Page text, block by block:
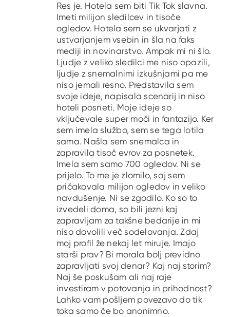
Res je. Hotela sem biti Tik Tok slavna.
Imeti milijon sledilcev in tisoče
ogledov. Hotela sem se ukvarjati z
ustvarjanjem vsebin in šla na faks
mediji in novinarstvo. Ampak mi ni šlo.
Ljudje z veliko sledilci me niso opazili,
ljudje z snemalnimi izkušnjami pa me
niso jemali resno. Predstavila sem
svoje ideje, napisala scenarij in niso
hoteli posneti. Moje ideje so
vključevale super moči in fantazijo. Ker
sem imela službo, sem se tega lotila
sama. Našla sem snemalca in
zapravila tisoč evrov za posnetek.
Imela sem samo 700 ogledov. Ni se
prijelo. To me je zlomilo, saj sem
pričakovala milijon ogledov in veliko
navdušenje. Ni se zgodilo. Ko so to
izvedeli doma, so bili jezni kaj
zapravljam za takšne bedarije in mi
niso dovolili več sodelovanja. Zdaj
moj profil že nekaj let miruje. Imajo
starši prav? Bi morala bolj previdno
zapravljati svoj denar? Kaj naj storim?
Naj še poskušam ali naj raje
investiram v potovanja in prihodnost?
Lahko vam pošljem povezavo do tik
toka samo če bo anonimno.